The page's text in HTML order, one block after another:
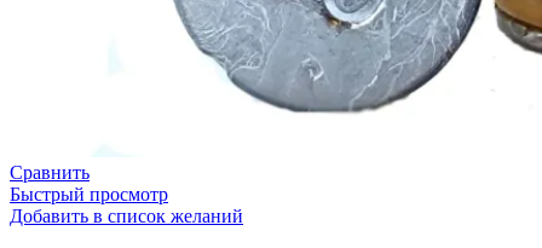
Сравнить
Быстрый просмотр
Добавить в список желаний